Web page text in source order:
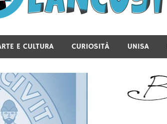
E CULTURA CURIOSITÀ UNISA